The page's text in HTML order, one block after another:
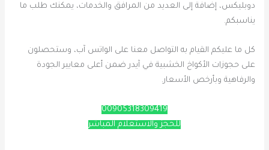
دوبليكس، إضافة إلى العديد من المرافق والخدمات، يمكنك طلب ما
يناسبكم.
كل ما عليكم القيام به التواصل معنا على الواتس آب، وستحصلون
على حجوزات الأكواخ الخشبية في آيدر ضمن أعلى معايير الجودة
والرفاهية وبأرخص الأسعار.
00905318309419
للحجز والاستعلام المباشر